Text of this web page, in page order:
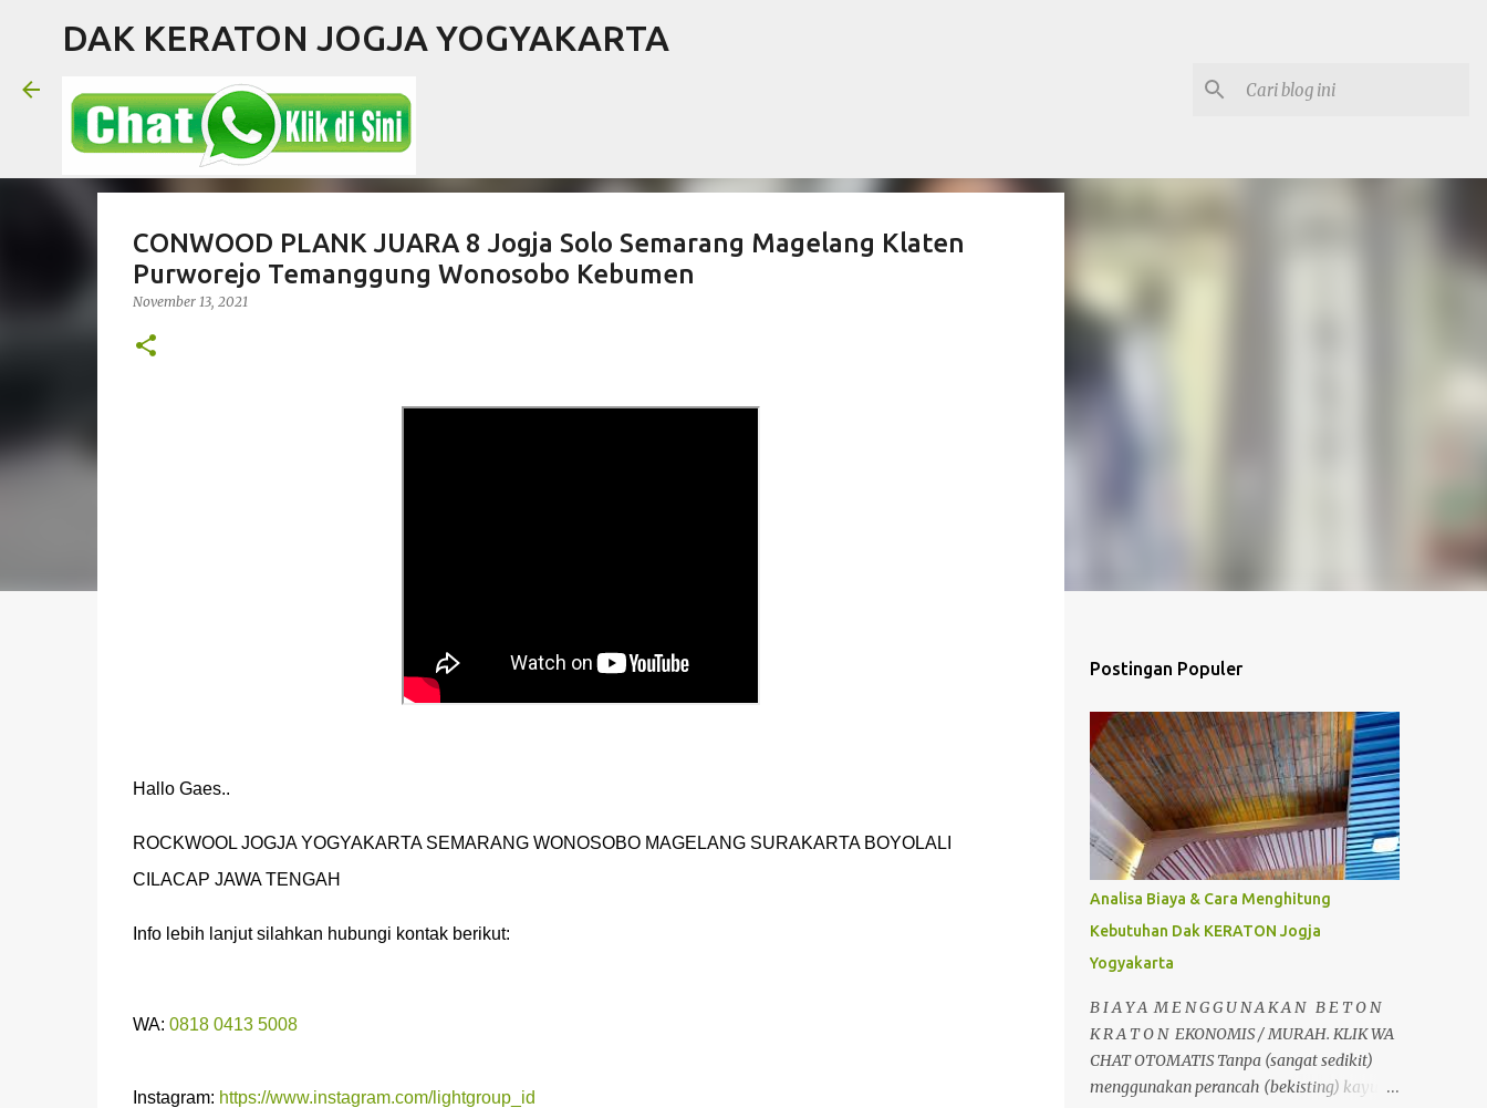
Langsung ke konten utama
DAK KERATON JOGJA YOGYAKARTA
CONWOOD PLANK JUARA 8 Jogja Solo Semarang Magelang Klaten
Purworejo Temanggung Wonosobo Kebumen
November 13, 2021
Hallo Gaes..
ROCKWOOL JOGJA YOGYAKARTA SEMARANG WONOSOBO MAGELANG SURAKARTA BOYOLALI
CILACAP JAWA TENGAH
Info lebih lanjut silahkan hubungi kontak berikut:
WA: 0818 0413 5008
Instagram: https://www.instagram.com/lightgroup_id
Postingan Populer
Analisa Biaya & Cara Menghitung
Kebutuhan Dak KERATON Jogja
Yogyakarta
B I A Y A M E N G G U N A K A N B E T O N
K R A T O N EKONOMIS / MURAH. KLIK WA
CHAT OTOMATIS Tanpa (sangat sedikit)
menggunakan perancah (bekisting) kayu,